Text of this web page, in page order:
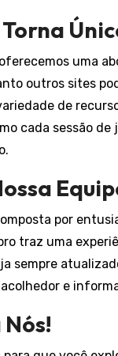
uma
outros sites
de
cada sessão
por
traz uma
sempre
e